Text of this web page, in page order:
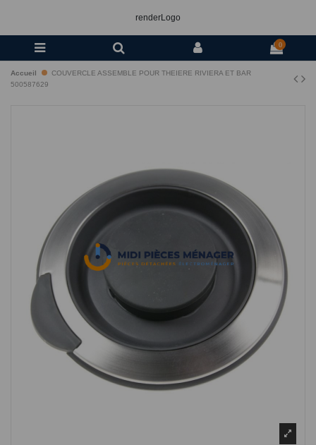
renderLogo
0
Accueil
COUVERCLE ASSEMBLE POUR THEIERE RIVIERA ET BAR
500587629